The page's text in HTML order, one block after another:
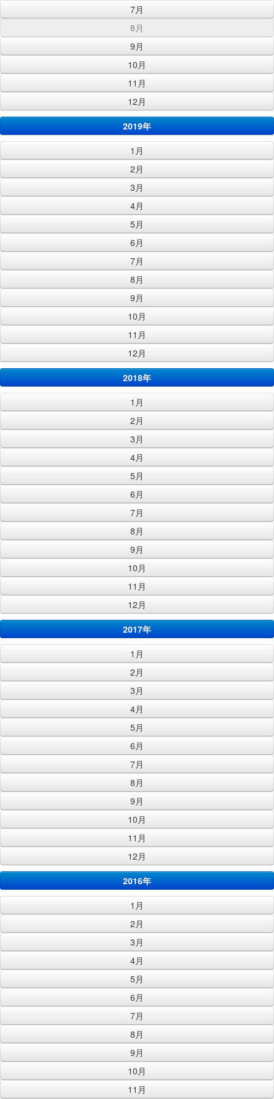
7月
8月
9月
10月
11月
12月
2019年
1月
2月
3月
4月
5月
6月
7月
8月
9月
10月
11月
12月
2018年
1月
2月
3月
4月
5月
6月
7月
8月
9月
10月
11月
12月
2017年
1月
2月
3月
4月
5月
6月
7月
8月
9月
10月
11月
12月
2016年
1月
2月
3月
4月
5月
6月
7月
8月
9月
10月
11月